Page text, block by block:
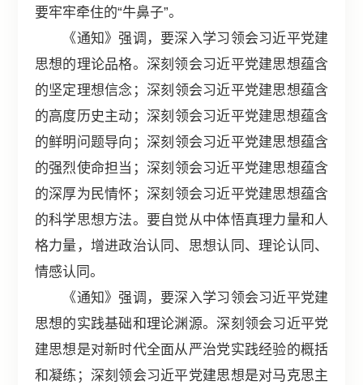
要牢牢牵住的“牛鼻子”。
《通知》强调，要深入学习领会习近平党建
思想的理论品格。深刻领会习近平党建思想蕴含
的坚定理想信念；深刻领会习近平党建思想蕴含
的高度历史主动；深刻领会习近平党建思想蕴含
的鲜明问题导向；深刻领会习近平党建思想蕴含
的强烈使命担当；深刻领会习近平党建思想蕴含
的深厚为民情怀；深刻领会习近平党建思想蕴含
的科学思想方法。要自觉从中体悟真理力量和人
格力量，增进政治认同、思想认同、理论认同、
情感认同。
《通知》强调，要深入学习领会习近平党建
思想的实践基础和理论渊源。深刻领会习近平党
建思想是对新时代全面从严治党实践经验的概括
和凝练；深刻领会习近平党建思想是对马克思主